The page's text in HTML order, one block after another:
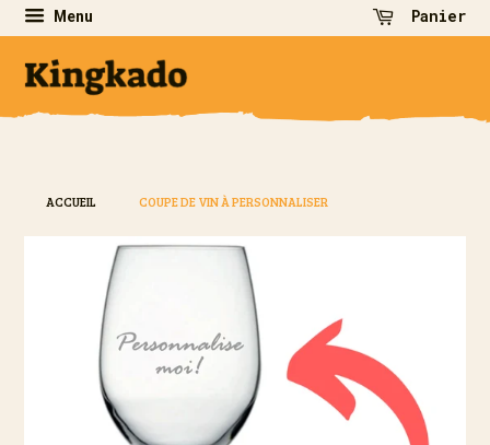
Menu Panier
ACCUEIL COUPE DE VIN À PERSONNALISER